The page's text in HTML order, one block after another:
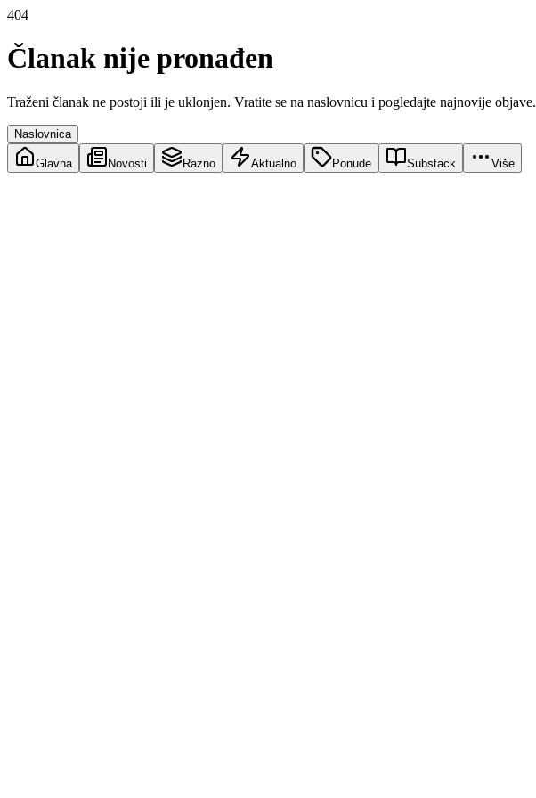
404
Članak nije pronađen
Traženi članak ne postoji ili je uklonjen. Vratite se na naslovnicu i pogledajte najnovije objave.
Naslovnica
Glavna Novosti Razno Aktualno Ponude Substack Više